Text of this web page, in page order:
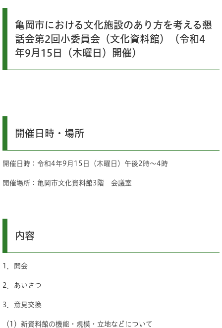
亀岡市における文化施設のあり方を考える懇
話会第2回小委員会（文化資料館）（令和4
年9月15日（木曜日）開催）
開催日時・場所
開催日時：令和4年9月15日（木曜日）午後2時～4時
開催場所：亀岡市文化資料館3階 会議室
内容
1．開会
2．あいさつ
3．意見交換
（1）新資料館の機能・規模・立地などについて